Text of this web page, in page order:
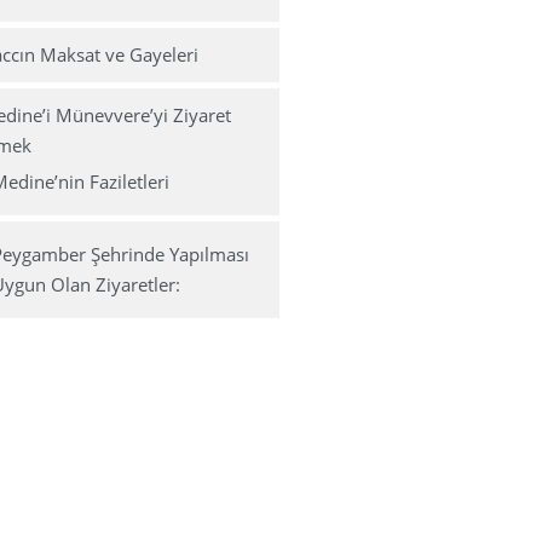
Maksat ve Gayeleri
Münevvere’yi Ziyaret
Faziletleri
Şehrinde Yapılması
Olan Ziyaretler: